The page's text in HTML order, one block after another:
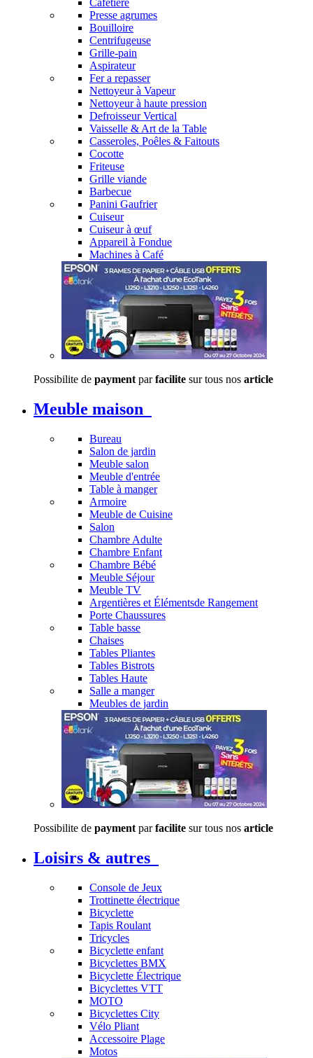
Cafetière
Presse agrumes
Bouilloire
Centrifugeuse
Grille-pain
Aspirateur
Fer a repasser
Nettoyeur à Vapeur
Nettoyeur à haute pression
Defroisseur Vertical
Vaisselle & Art de la Table
Casseroles, Poêles & Faitouts
Cocotte
Friteuse
Grille viande
Barbecue
Panini Gaufrier
Cuiseur
Cuiseur à œuf
Appareil à Fondue
Machines à Café
Possibilite de payment parfacilite sur tous nos article
Meuble maison
Bureau
Salon de jardin
Meuble salon
Meuble d'entrée
Table à manger
Armoire
Meuble de Cuisine
Salon
Chambre Adulte
Chambre Enfant
Chambre Bébé
Meuble Séjour
Meuble TV
Argentières et Élémentsde Rangement
Porte Chaussures
Table basse
Chaises
Tables Pliantes
Tables Bistrots
Tables Haute
Salle a manger
Meubles de jardin
Possibilite de payment parfacilite sur tous nos article
Loisirs & autres
Console de Jeux
Trottinette électrique
Bicyclette
Tapis Roulant
Tricycles
Bicyclette enfant
Bicyclettes BMX
Bicyclette Électrique
Bicyclettes VTT
MOTO
Bicyclettes City
Vélo Pliant
Accessoire Plage
Motos